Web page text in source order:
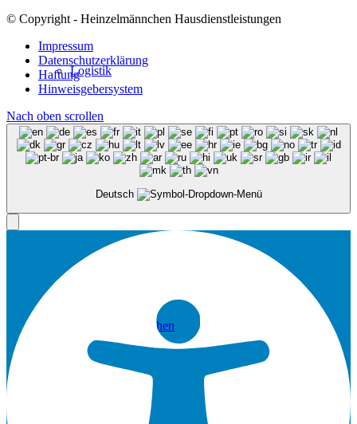
Logistik
30 Jahre Heinzelmännchen
© Copyright - Heinzelmännchen Hausdienstleistungen
Impressum
Datenschutzerklärung
Haftung
Hinweisgebersystem
Nach oben scrollen
Deutsch